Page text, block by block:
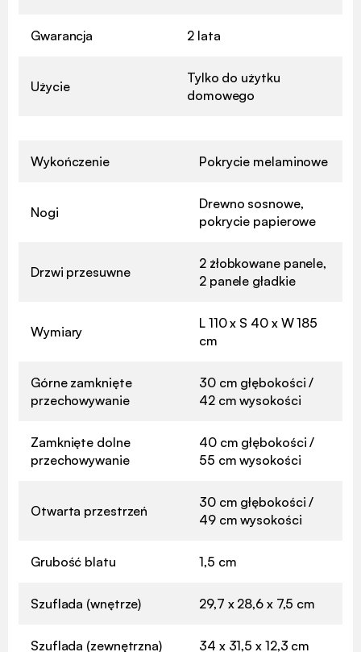
Gwarancja 2 lata
Użycie
Tylko do użytku
domowego
Wykończenie Pokrycie melaminowe
Nogi
Drewno sosnowe,
pokrycie papierowe
Drzwi przesuwne
2 żłobkowane panele,
2 panele gładkie
Wymiary
L 110 x S 40 x W 185
cm
Górne zamknięte
przechowywanie
30 cm głębokości /
42 cm wysokości
Zamknięte dolne
przechowywanie
40 cm głębokości /
55 cm wysokości
Otwarta przestrzeń
30 cm głębokości /
49 cm wysokości
Grubość blatu 1,5 cm
Szuflada (wnętrze) 29,7 x 28,6 x 7,5 cm
Szuflada (zewnętrzna) 34 x 31,5 x 12,3 cm